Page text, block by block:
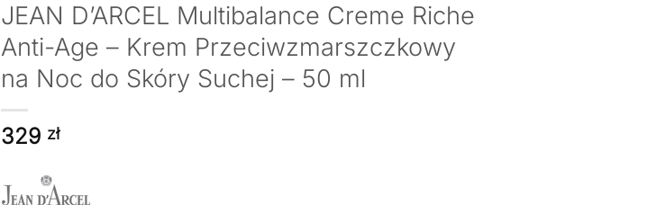
JEAN D’ARCEL Multibalance Creme Riche
Anti-Age – Krem Przeciwzmarszczkowy
na Noc do Skóry Suchej – 50 ml
329 zł